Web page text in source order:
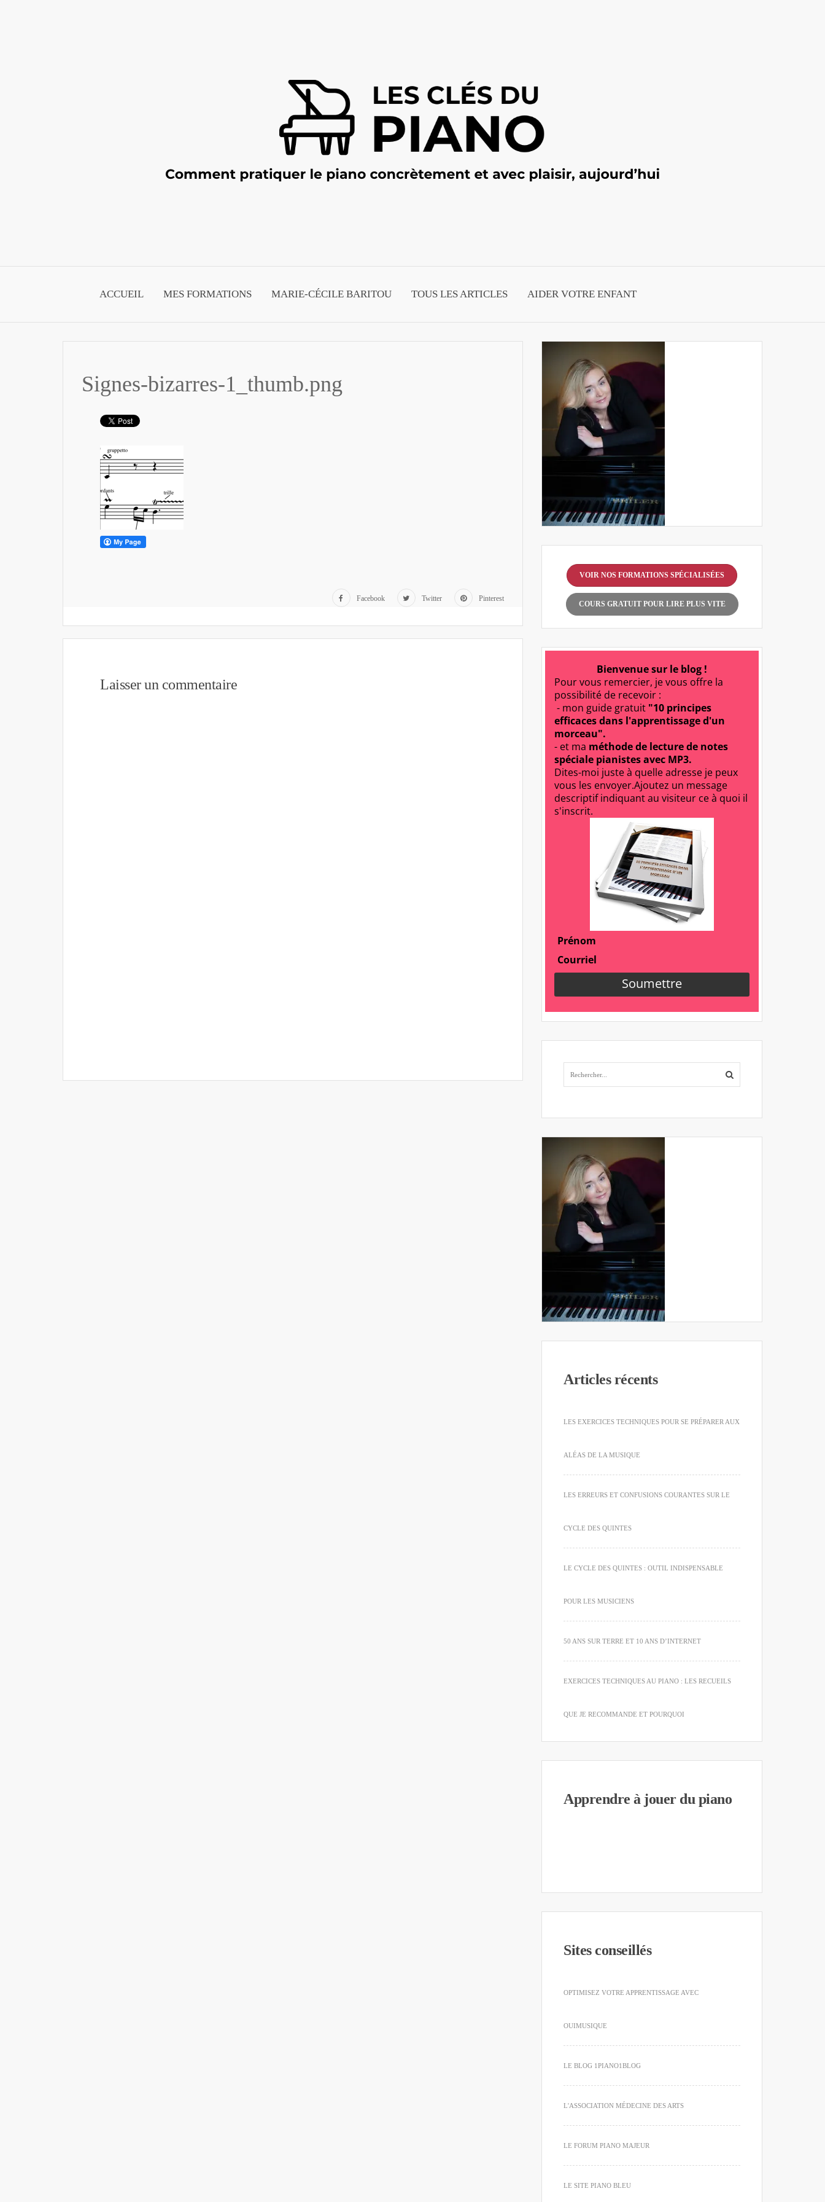
ACCUEIL MES FORMATIONS MARIE-CÉCILE BARITOU TOUS LES ARTICLES AIDER VOTRE ENFANT
Signes-bizarres-1_thumb.png
Facebook Twitter Pinterest
Laisser un commentaire
VOIR NOS FORMATIONS SPÉCIALISÉES
COURS GRATUIT POUR LIRE PLUS VITE
Articles récents
LES EXERCICES TECHNIQUES POUR SE PRÉPARER AUX
ALÉAS DE LA MUSIQUE
LES ERREURS ET CONFUSIONS COURANTES SUR LE
CYCLE DES QUINTES
LE CYCLE DES QUINTES : OUTIL INDISPENSABLE
POUR LES MUSICIENS
50 ANS SUR TERRE ET 10 ANS D’INTERNET
EXERCICES TECHNIQUES AU PIANO : LES RECUEILS
QUE JE RECOMMANDE ET POURQUOI
Apprendre à jouer du piano
Sites conseillés
OPTIMISEZ VOTRE APPRENTISSAGE AVEC
OUIMUSIQUE
LE BLOG 1PIANO1BLOG
L'ASSOCIATION MÉDECINE DES ARTS
LE FORUM PIANO MAJEUR
LE SITE PIANO BLEU